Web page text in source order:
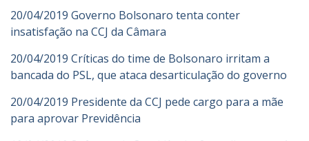
20/04/2019 Governo Bolsonaro tenta conter
insatisfação na CCJ da Câmara
20/04/2019 Críticas do time de Bolsonaro irritam a
bancada do PSL, que ataca desarticulação do governo
20/04/2019 Presidente da CCJ pede cargo para a mãe
para aprovar Previdência